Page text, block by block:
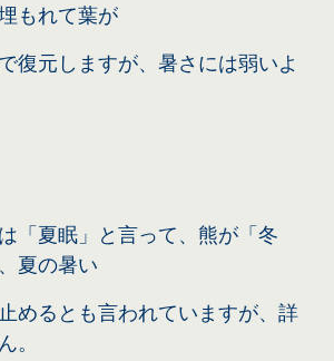
もれて葉が
復元しますが、暑さには弱いよ
「夏眠」と言って、熊が「冬
夏の暑い
めるとも言われていますが、詳
。